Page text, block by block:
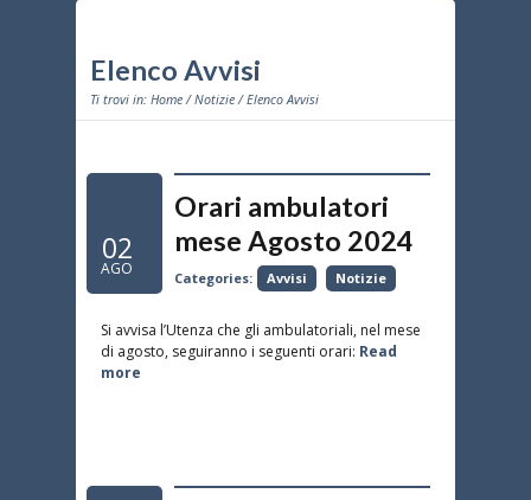
Elenco Avvisi
Ti trovi in: Home /Notizie / Elenco Avvisi
02
AGO
Orari ambulatori
mese Agosto 2024
Categories: Avvisi Notizie
Si avvisa l’Utenza che gli ambulatoriali, nel mese
di agosto, seguiranno i seguenti orari: Read
more